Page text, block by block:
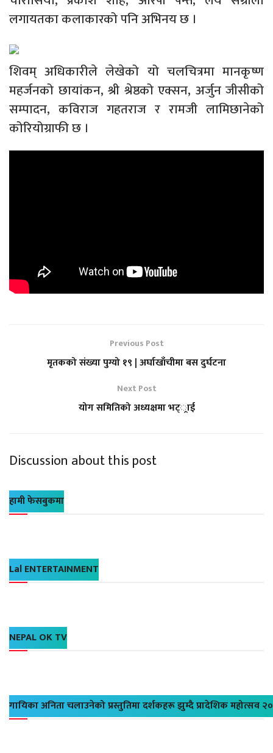
लगायतका कलाकारको पनि अभिनय छ ।
शिवम् अधिकारीले लेखेको यो चलचित्रमा मानकृष्ण
महर्जनको छायांकन, श्री श्रेष्ठको एक्सन, अर्जुन जीसीको
सम्पादन, कविराज गहतराज र रामजी लामिछानेको
कोरियोग्राफी छ ।
Previous Post
मृतकको संख्या पुग्यो १९ | अर्घाखाँचीमा बस दुर्घटना
Next Post
योग समितिको अध्यक्षमा भट््राई
Discussion about this post
हामी फेसबुकमा
Lal ENTERTAINMENT
NEPAL OK TV
गायिका अनिता चलाउनेको प्रस्तुतिमा दर्शकहरू झुम्दै प्रादेशिक महोत्सव